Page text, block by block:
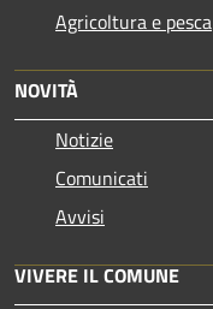
Agricoltura e pesca
NOVITÀ
Notizie
Comunicati
Avvisi
VIVERE IL COMUNE